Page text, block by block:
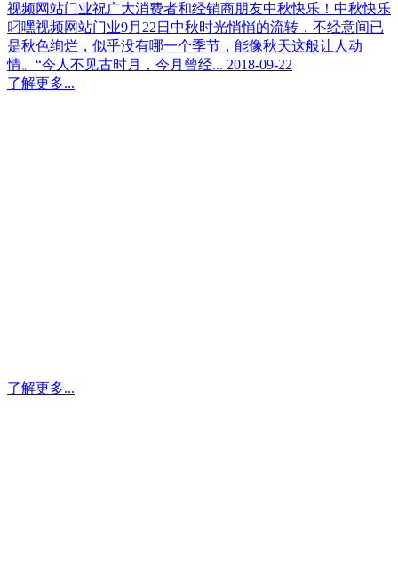
视频网站门业祝广大消费者和经销商朋友中秋快乐！中秋快乐
叼嘿视频网站门业9月22日中秋时光悄悄的流转，不经意间已
是秋色绚烂，似乎没有哪一个季节，能像秋天这般让人动
情。“今人不见古时月，今月曾经... 2018-09-22
了解更多...
了解更多...